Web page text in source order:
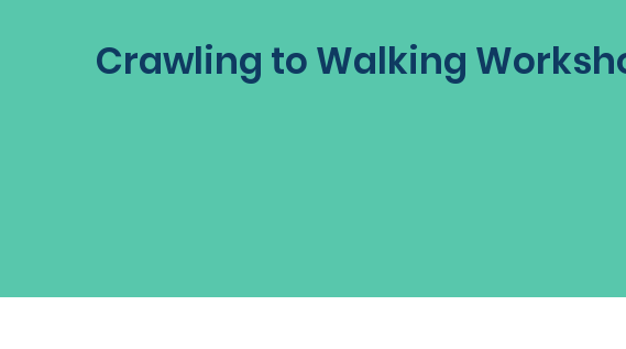
Crawling to Walking